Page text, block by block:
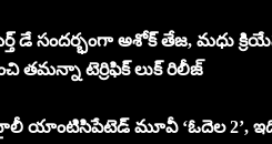
సందర్భంగా అశోక్ తేజ, మధు
తమన్నా టెర్రిఫిక్ లుక్ రిలీజ్
మూవీ ‘ఓదెల 2’, ఇది